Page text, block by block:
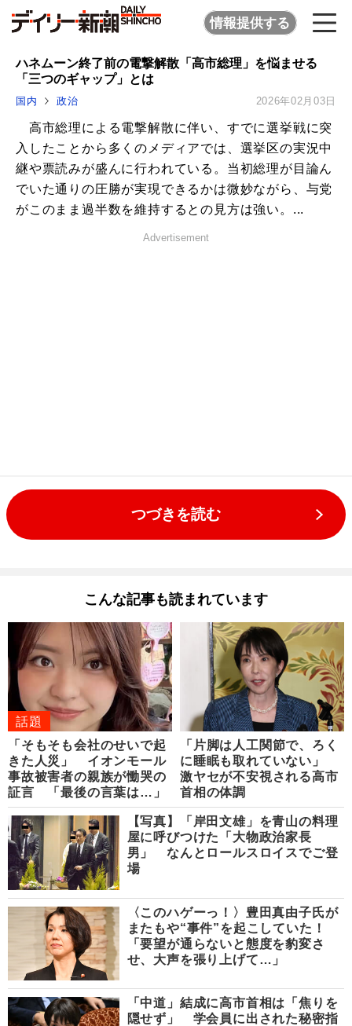
情報提供する
ハネムーン終了前の電撃解散「高市総理」を悩ませる
「三つのギャップ」とは
国内 政治 2026年02月03日
高市総理による電撃解散に伴い、すでに選挙戦に突
入したことから多くのメディアでは、選挙区の実況中
継や票読みが盛んに行われている。当初総理が目論ん
でいた通りの圧勝が実現できるかは微妙ながら、与党
がこのまま過半数を維持するとの見方は強い。...
Advertisement
つづきを読む
こんな記事も読まれています
話題
「そもそも会社のせいで起
きた人災」 イオンモール
事故被害者の親族が慟哭の
証言 「最後の言葉は…」
「片脚は人工関節で、ろく
に睡眠も取れていない」
激ヤセが不安視される高市
首相の体調
【写真】「岸田文雄」を青山の料理
屋に呼びつけた「大物政治家長
男」 なんとロールスロイスでご登
場
〈このハゲーっ！〉豊田真由子氏が
またもや“事件”を起こしていた！
「要望が通らないと態度を豹変さ
せ、大声を張り上げて…」
「中道」結成に高市首相は「焦りを
隠せず」 学会員に出された秘密指